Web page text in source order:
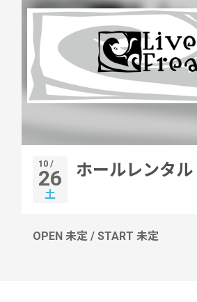
10 /
26
土
ホールレンタル
OPEN 未定 / START 未定